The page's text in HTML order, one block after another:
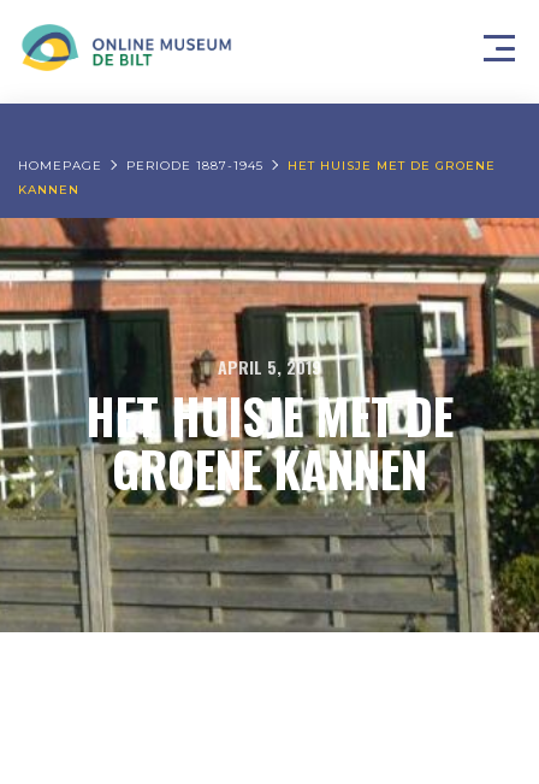
HOMEPAGE PERIODE 1887-1945
HET HUISJE MET DE GROENE
KANNEN
APRIL 5, 2019
HET HUISJE MET DE
GROENE KANNEN